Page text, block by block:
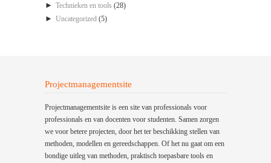
► Technieken en tools (28)
► Uncategorized (5)
Projectmanagementsite
Projectmanagementsite is een site van professionals voor
professionals en van docenten voor studenten. Samen zorgen
we voor betere projecten, door het ter beschikking stellen van
methoden, modellen en gereedschappen. Of het nu gaat om een
bondige uitleg van methoden, praktisch toepasbare tools en